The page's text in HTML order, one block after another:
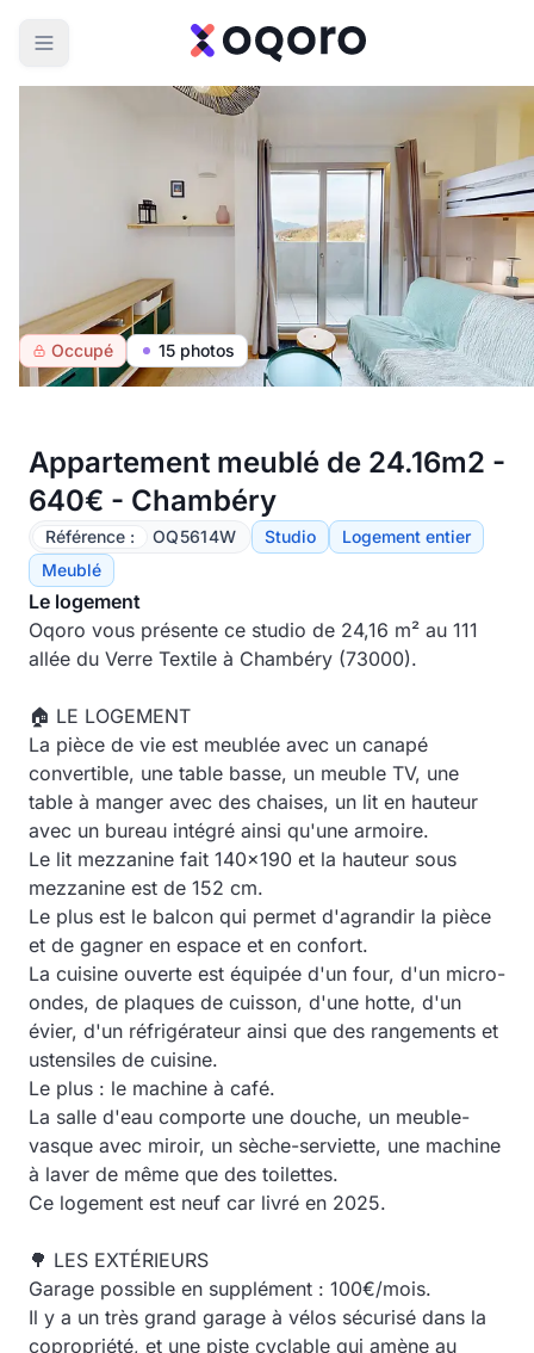
Occupé 15 photos
Appartement meublé de 24.16m2 -
640€ - Chambéry
Référence : OQ5614W Studio
Logement entier
Meublé
Le logement
Oqoro vous présente ce studio de 24,16 m² au 111
allée du Verre Textile à Chambéry (73000).
🏠 LE LOGEMENT
La pièce de vie est meublée avec un canapé
convertible, une table basse, un meuble TV, une
table à manger avec des chaises, un lit en hauteur
avec un bureau intégré ainsi qu'une armoire.
Le lit mezzanine fait 140x190 et la hauteur sous
mezzanine est de 152 cm.
Le plus est le balcon qui permet d'agrandir la pièce
et de gagner en espace et en confort.
La cuisine ouverte est équipée d'un four, d'un micro-
ondes, de plaques de cuisson, d'une hotte, d'un
évier, d'un réfrigérateur ainsi que des rangements et
ustensiles de cuisine.
Le plus : le machine à café.
La salle d'eau comporte une douche, un meuble-
vasque avec miroir, un sèche-serviette, une machine
à laver de même que des toilettes.
Ce logement est neuf car livré en 2025.
🌳 LES EXTÉRIEURS
Garage possible en supplément : 100€/mois.
Il y a un très grand garage à vélos sécurisé dans la
copropriété, et une piste cyclable qui amène au